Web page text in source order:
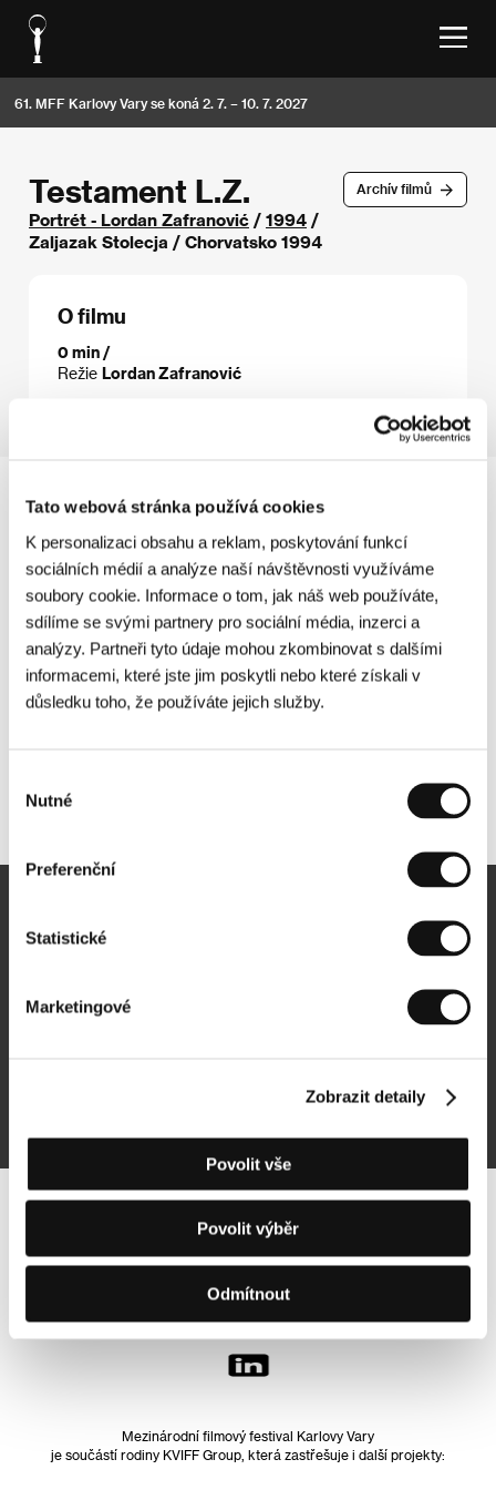
Tato webová stránka používá cookies
K personalizaci obsahu a reklam, poskytování funkcí
sociálních médií a analýze naší návštěvnosti využíváme
soubory cookie. Informace o tom, jak náš web používáte,
sdílíme se svými partnery pro sociální média, inzerci a
analýzy. Partneři tyto údaje mohou zkombinovat s dalšími
informacemi, které jste jim poskytli nebo které získali v
důsledku toho, že používáte jejich služby.
souhlasu
Nutné
Preferenční
Statistické
Marketingové
Zobrazit detaily
Povolit vše
Povolit výběr
Odmítnout
61. MFF Karlovy Vary se koná 2. 7. – 10. 7. 2027
Archív filmů
Testament L.Z.
Portrét - Lordan Zafranović / 1994 /
Zaljazak Stolecja / Chorvatsko 1994
O filmu
0 min /
Režie Lordan Zafranović
Sledujte nás na síti:
Mezinárodní filmový festival Karlovy Vary
je součástí rodiny KVIFF Group, která zastřešuje i další projekty: